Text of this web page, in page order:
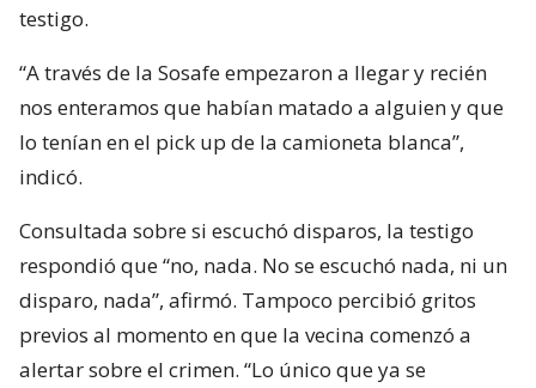
testigo.
“A través de la Sosafe empezaron a llegar y recién
nos enteramos que habían matado a alguien y que
lo tenían en el pick up de la camioneta blanca”,
indicó.
Consultada sobre si escuchó disparos, la testigo
respondió que “no, nada. No se escuchó nada, ni un
disparo, nada”, afirmó. Tampoco percibió gritos
previos al momento en que la vecina comenzó a
alertar sobre el crimen. “Lo único que ya se